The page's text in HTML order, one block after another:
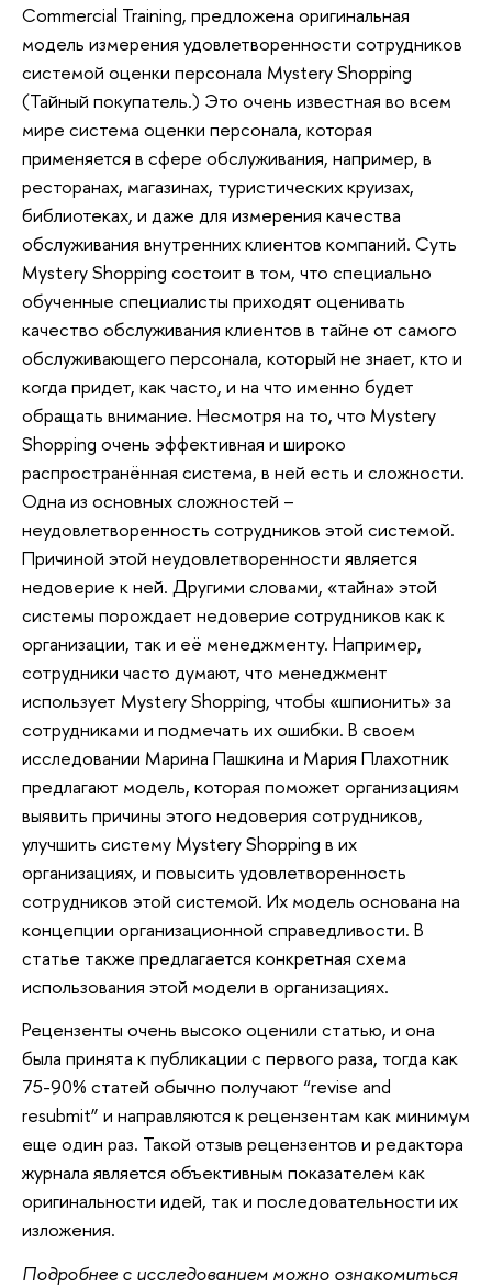
Commercial Training, предложена оригинальная
модель измерения удовлетворенности сотрудников
системой оценки персонала Mystery Shopping
(Тайный покупатель.) Это очень известная во всем
мире система оценки персонала, которая
применяется в сфере обслуживания, например, в
ресторанах, магазинах, туристических круизах,
библиотеках, и даже для измерения качества
обслуживания внутренних клиентов компаний. Суть
Mystery Shopping состоит в том, что специально
обученные специалисты приходят оценивать
качество обслуживания клиентов в тайне от самого
обслуживающего персонала, который не знает, кто и
когда придет, как часто, и на что именно будет
обращать внимание. Несмотря на то, что Mystery
Shopping очень эффективная и широко
распространённая система, в ней есть и сложности.
Одна из основных сложностей –
неудовлетворенность сотрудников этой системой.
Причиной этой неудовлетворенности является
недоверие к ней. Другими словами, «тайна» этой
системы порождает недоверие сотрудников как к
организации, так и её менеджменту. Например,
сотрудники часто думают, что менеджмент
использует Mystery Shopping, чтобы «шпионить» за
сотрудниками и подмечать их ошибки. В своем
исследовании Марина Пашкина и Мария Плахотник
предлагают модель, которая поможет организациям
выявить причины этого недоверия сотрудников,
улучшить систему Mystery Shopping в их
организациях, и повысить удовлетворенность
сотрудников этой системой. Их модель основана на
концепции организационной справедливости. В
статье также предлагается конкретная схема
использования этой модели в организациях.
Рецензенты очень высоко оценили статью, и она
была принята к публикации с первого раза, тогда как
75-90% статей обычно получают “revise and
resubmit” и направляются к рецензентам как минимум
еще один раз. Такой отзыв рецензентов и редактора
журнала является объективным показателем как
оригинальности идей, так и последовательности их
изложения.
Подробнее с исследованием можно ознакомиться